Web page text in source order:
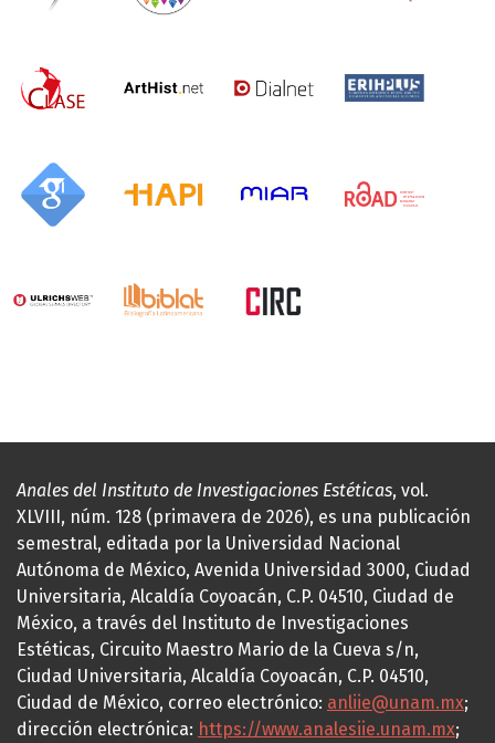
Anales del Instituto de Investigaciones Estéticas, vol.
XLVIII, núm. 128 (primavera de 2026), es una publicación
semestral, editada por la Universidad Nacional
Autónoma de México, Avenida Universidad 3000, Ciudad
Universitaria, Alcaldía Coyoacán, C.P. 04510, Ciudad de
México, a través del Instituto de Investigaciones
Estéticas, Circuito Maestro Mario de la Cueva s/n,
Ciudad Universitaria, Alcaldía Coyoacán, C.P. 04510,
Ciudad de México, correo electrónico: anliie@unam.mx;
dirección electrónica: https://www.analesiie.unam.mx;